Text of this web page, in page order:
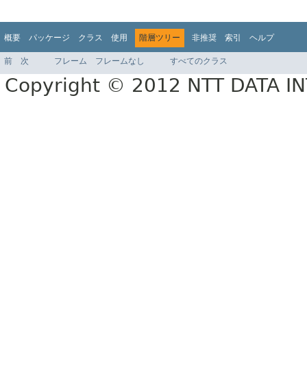
概要 パッケージ クラス 使用 階層ツリー 非推奨 索引 ヘルプ
前 次 フレーム フレームなし すべてのクラス
Copyright © 2012 NTT DATA